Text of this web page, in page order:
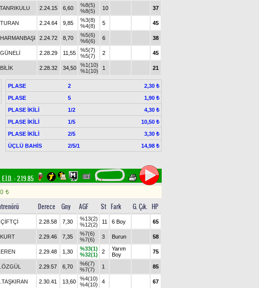
2.24.15 6,60
%8(5)
%8(5)
10 37
2.24.64 9,85
%3(8)
%4(8)
5 45
2.24.72 8,70
%5(6)
%6(6)
6 38
2.28.29 11,55
%5(7)
%5(7)
2 45
2.28.32 34,50
%1(10)
%1(10)
1 21
PLASE 2
2,30 ₺
PLASE
5
1,90 ₺
PLASE İKİLİ
1/2
4,30 ₺
PLASE İKİLİ
1/5
10,50 ₺
PLASE İKİLİ
2/5
3,30 ₺
ÜÇLÜ BAHİS
2/5/1 14,98 ₺
E.İ.D. :2.19.85
t
Derece Gny AGF St Fark G. Çık. HP
2.28.58 7,30
%13(2)
%12(2)
11 6 Boy 65
2.29.46 7,35
%7(6)
%7(6)
3 Burun 58
2.29.48 1,30
%33(1)
%32(1)
2
Yarım
Boy
75
2.29.57 6,70
%6(7)
%7(7)
1 85
2.30.41 13,60
%4(10)
%4(10)
4 67